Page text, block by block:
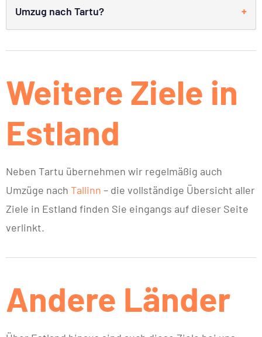
Umzug nach Tartu?
Weitere Ziele in
Estland
Neben Tartu übernehmen wir regelmäßig auch
Umzüge nach Tallinn – die vollständige Übersicht aller
Ziele in Estland finden Sie eingangs auf dieser Seite
verlinkt.
Andere Länder